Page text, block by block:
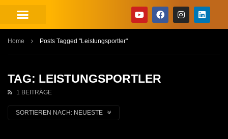
Home Posts Tagged "Leistungsportler"
TAG: LEISTUNGSPORTLER
1 BEITRÄGE
SORTIEREN NACH: NEUESTE